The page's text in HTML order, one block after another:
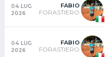
04 LUG
2026
FABIO
FORASTIERO
04 LUG
2026
FABIO
FORASTIERO